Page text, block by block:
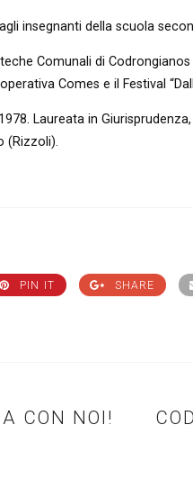
insegnanti della scuola
Comunali di
Comes e il Festival
Laureata in
(Rizzoli).
PIN IT SHARE
CON NOI!